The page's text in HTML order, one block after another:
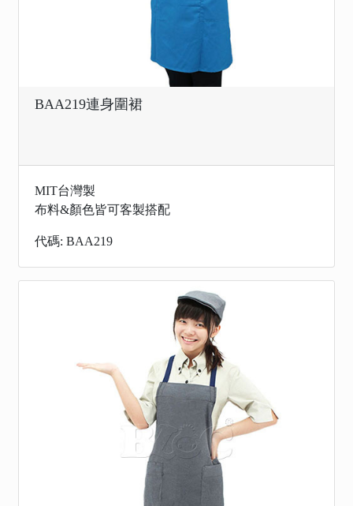
BAA219連身圍裙
MIT台灣製
布料&顏色皆可客製搭配
代碼: BAA219